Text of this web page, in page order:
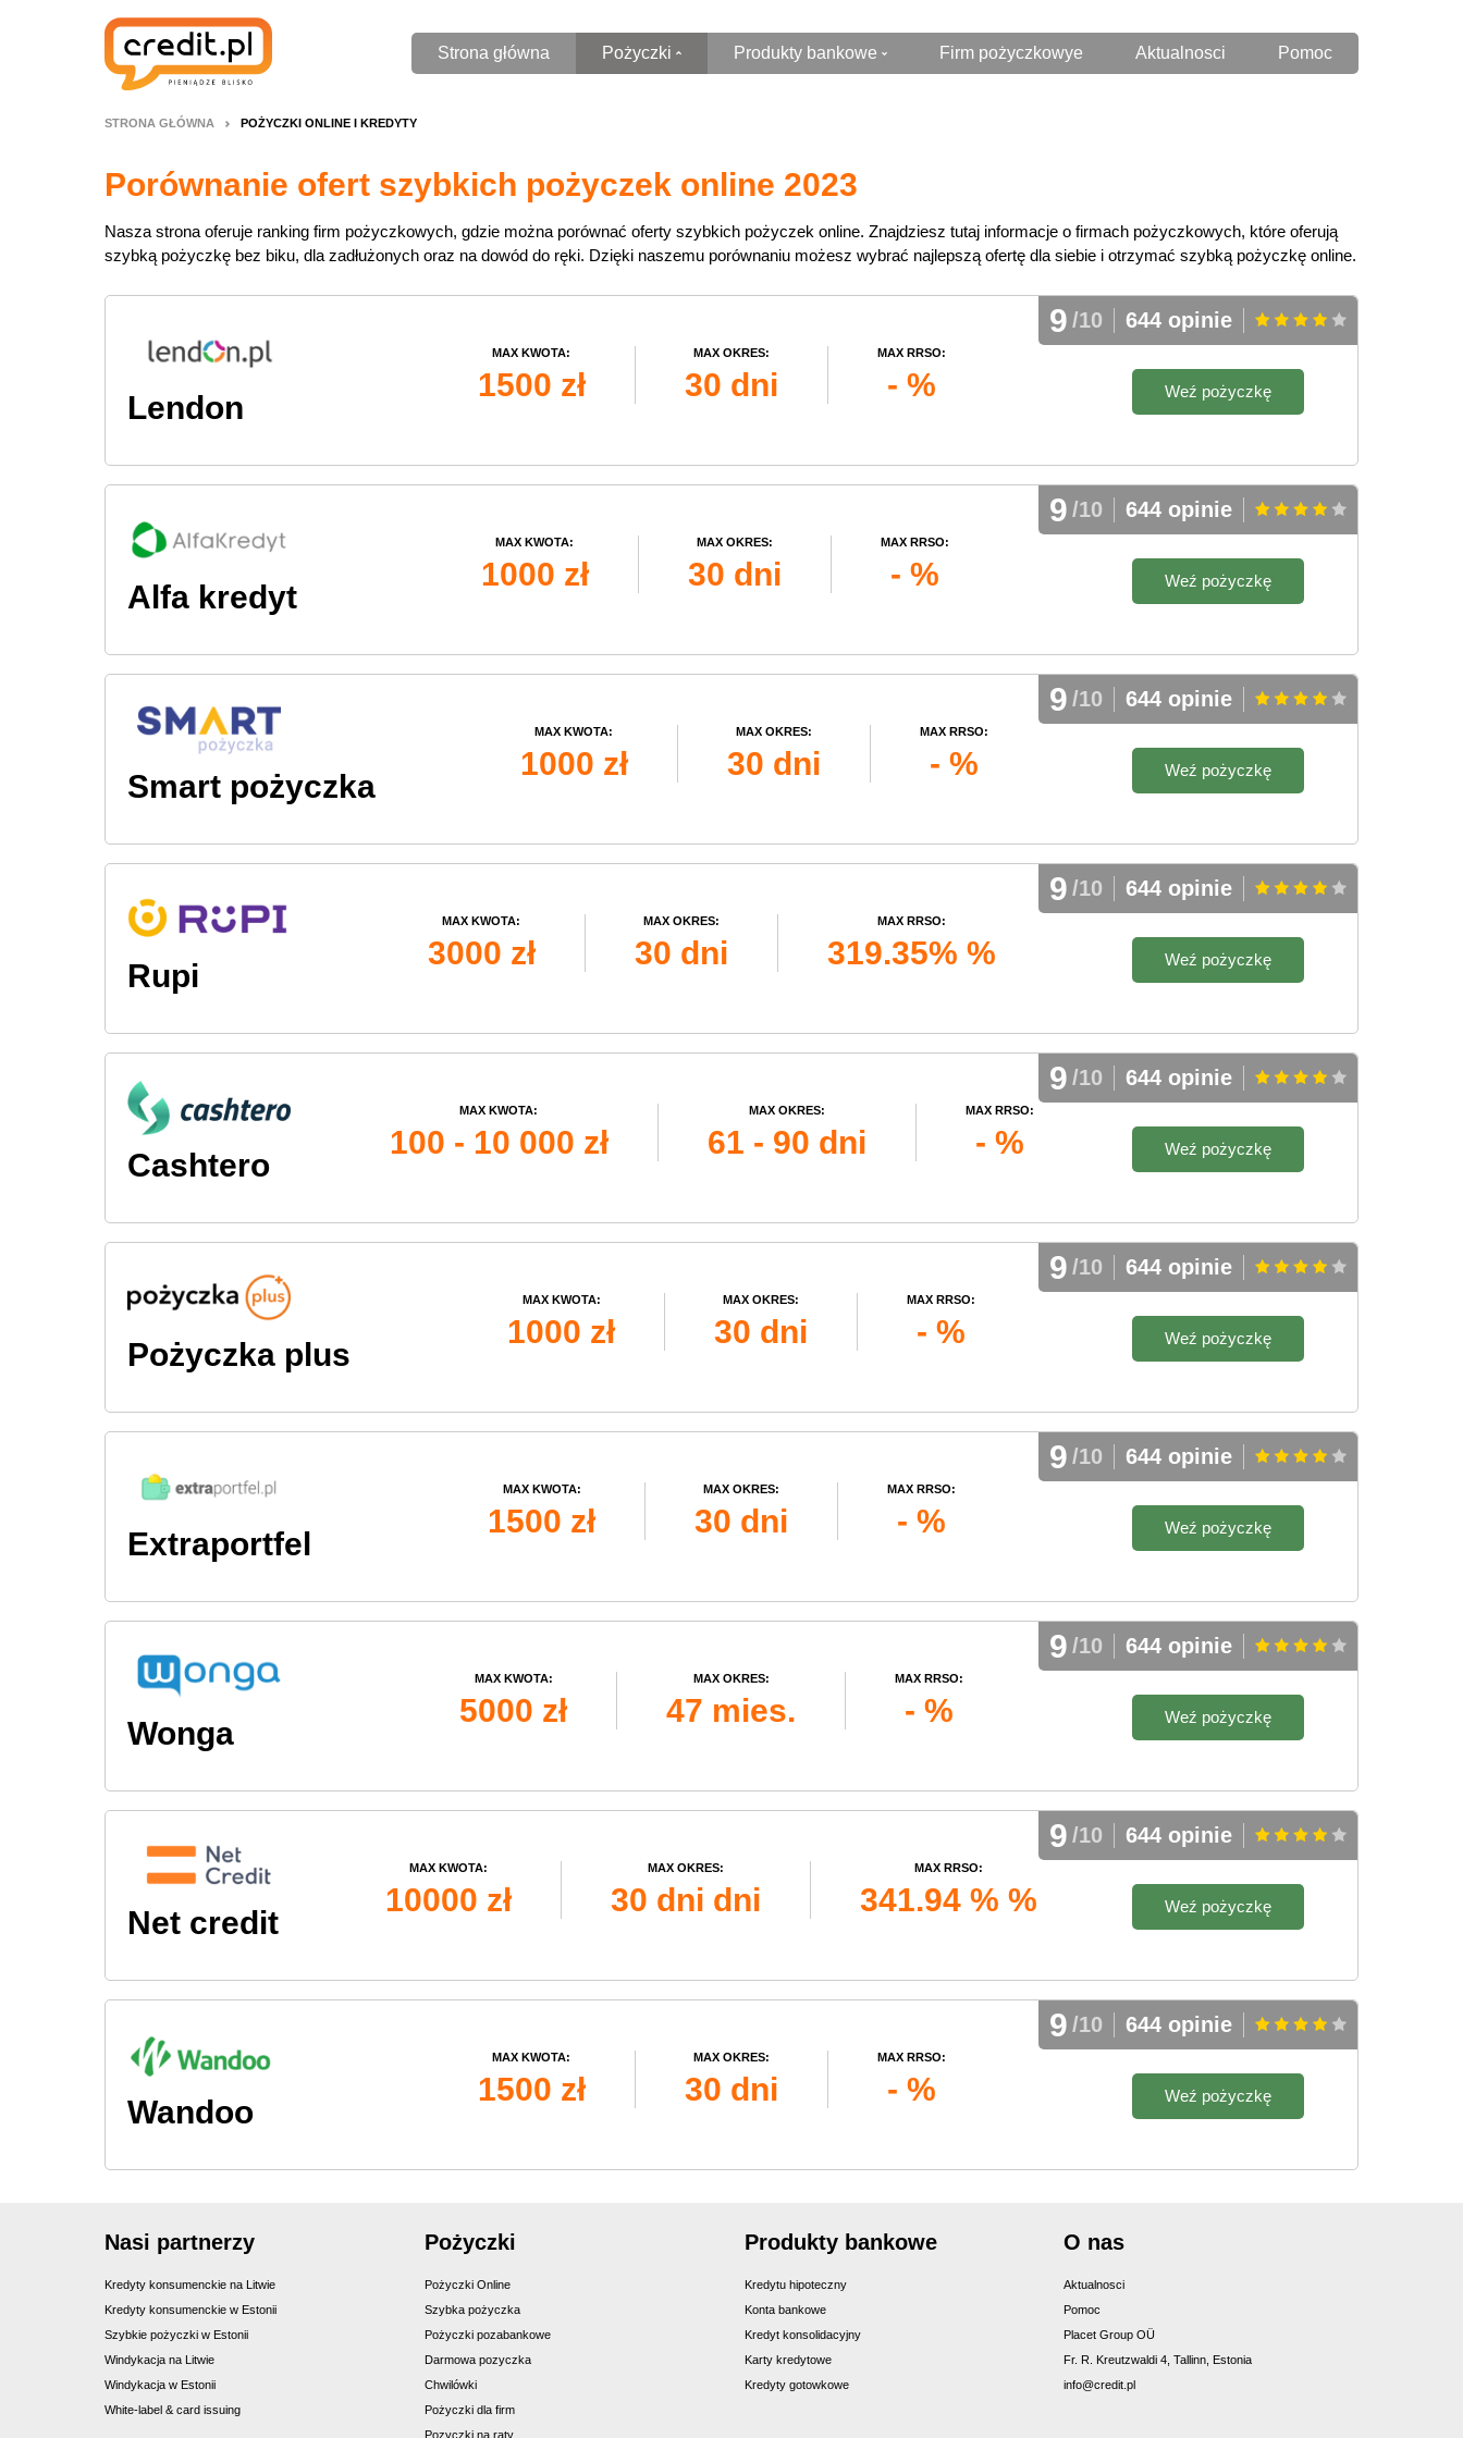
Strona główna Pożyczki
Pożyczki pozabankowe
Chwilówki
Pożyczki dla firm
Pozyczki na raty
Produkty bankowe
Kredyt konsolidacyjny
Kredyty gotowkowe
Firm pożyczkowye Aktualnosci Pomoc
STRONA GŁÓWNA POŻYCZKI ONLINE I KREDYTY
Porównanie ofert szybkich pożyczek online 2023
Nasza strona oferuje ranking firm pożyczkowych, gdzie można porównać oferty szybkich pożyczek online. Znajdziesz tutaj informacje o firmach pożyczkowych, które oferują
szybką pożyczkę bez biku, dla zadłużonych oraz na dowód do ręki. Dzięki naszemu porównaniu możesz wybrać najlepszą ofertę dla siebie i otrzymać szybką pożyczkę online.
Lendon
MAX KWOTA:
1500 zł
MAX OKRES:
30 dni
MAX RRSO:
- % Weź pożyczkę
9 /10 644 opinie
Alfa kredyt
MAX KWOTA:
1000 zł
MAX OKRES:
30 dni
MAX RRSO:
- % Weź pożyczkę
9 /10 644 opinie
Smart pożyczka
MAX KWOTA:
1000 zł
MAX OKRES:
30 dni
MAX RRSO:
- % Weź pożyczkę
9 /10 644 opinie
Rupi
MAX KWOTA:
3000 zł
MAX OKRES:
30 dni
MAX RRSO:
319.35% % Weź pożyczkę
9 /10 644 opinie
Cashtero
MAX KWOTA:
100 - 10 000 zł
MAX OKRES:
61 - 90 dni
MAX RRSO:
- % Weź pożyczkę
9 /10 644 opinie
Pożyczka plus
MAX KWOTA:
1000 zł
MAX OKRES:
30 dni
MAX RRSO:
- % Weź pożyczkę
9 /10 644 opinie
Extraportfel
MAX KWOTA:
1500 zł
MAX OKRES:
30 dni
MAX RRSO:
- % Weź pożyczkę
9 /10 644 opinie
Wonga
MAX KWOTA:
5000 zł
MAX OKRES:
47 mies.
MAX RRSO:
- % Weź pożyczkę
9 /10 644 opinie
Net credit
MAX KWOTA:
10000 zł
MAX OKRES:
30 dni dni
MAX RRSO:
341.94 % % Weź pożyczkę
9 /10 644 opinie
Wandoo
MAX KWOTA:
1500 zł
MAX OKRES:
30 dni
MAX RRSO:
- % Weź pożyczkę
9 /10 644 opinie
Nasi partnerzy
Kredyty konsumenckie na Litwie
Kredyty konsumenckie w Estonii
Szybkie pożyczki w Estonii
Windykacja na Litwie
Windykacja w Estonii
White-label & card issuing
Pożyczki
Pożyczki Online
Szybka pożyczka
Pożyczki pozabankowe
Darmowa pozyczka
Chwilówki
Pożyczki dla firm
Pozyczki na raty
Produkty bankowe
Kredytu hipoteczny
Konta bankowe
Kredyt konsolidacyjny
Karty kredytowe
Kredyty gotowkowe
O nas
Aktualnosci
Pomoc
Placet Group OÜ
Fr. R. Kreutzwaldi 4, Tallinn, Estonia
info@credit.pl